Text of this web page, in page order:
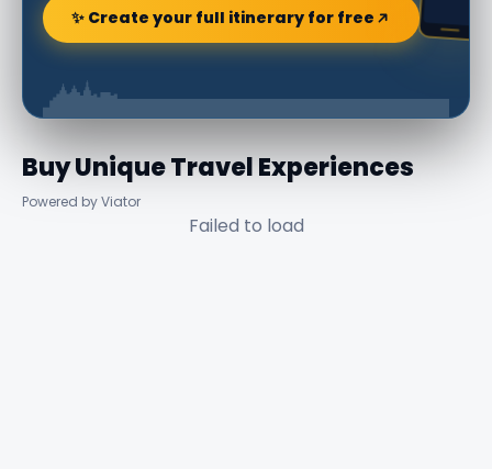
✨ Create your full itinerary for free
Buy Unique Travel Experiences
Powered by Viator
Failed to load